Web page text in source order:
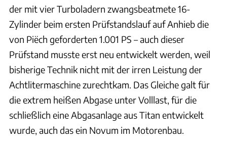
der mit vier Turboladern zwangsbeatmete 16-
Zylinder beim ersten Prüfstandslauf auf Anhieb die
von Piëch geforderten 1.001 PS – auch dieser
Prüfstand musste erst neu entwickelt werden, weil
bisherige Technik nicht mit der irren Leistung der
Achtlitermaschine zurechtkam. Das Gleiche galt für
die extrem heißen Abgase unter Volllast, für die
schließlich eine Abgasanlage aus Titan entwickelt
wurde, auch das ein Novum im Motorenbau.